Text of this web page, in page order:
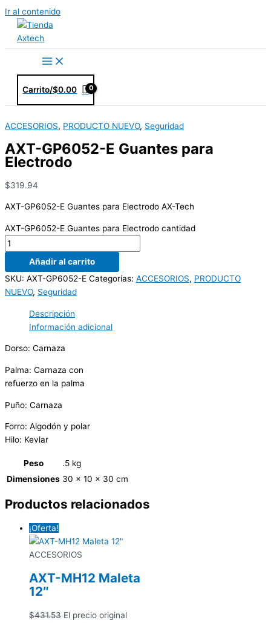
Ir al contenido
Carrito/$0.00
ACCESORIOS, PRODUCTO NUEVO, Seguridad
AXT-GP6052-E Guantes para
Electrodo
$319.94
AXT-GP6052-E Guantes para Electrodo AX-Tech
AXT-GP6052-E Guantes para Electrodo cantidad
Añadir al carrito
SKU: AXT-GP6052-E Categorías: ACCESORIOS, PRODUCTO
NUEVO, Seguridad
Descripción
Información adicional
Dorso: Carnaza
Palma: Carnaza con
refuerzo en la palma
Puño: Carnaza
Forro: Algodón y polar
Hilo: Kevlar
Peso
.5 kg
Dimensiones 30 × 10 × 30 cm
Productos relacionados
¡Oferta!
ACCESORIOS
AXT-MH12 Maleta
12″
$431.53 El precio original